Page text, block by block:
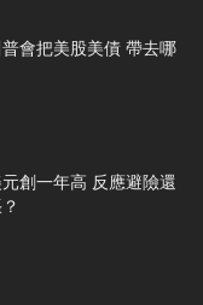
會把美股美債 帶去哪
創一年高 反應避險還